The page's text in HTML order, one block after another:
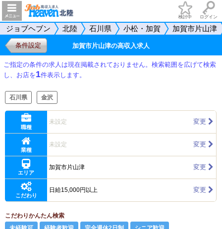
検討中 ログイン
ジョブヘブン 北陸 石川県 小松・加賀 加賀市片山津
条件設定 加賀市片山津の高収入求人
ご指定の条件の求人は現在掲載されておりません。検索範囲を広げて検索
し、お店を1件表示します。
石川県 金沢
職種
未設定 変更
業種
未設定 変更
エリア
加賀市片山津 変更
こだわり
日給15,000円以上 変更
こだわりかんたん検索